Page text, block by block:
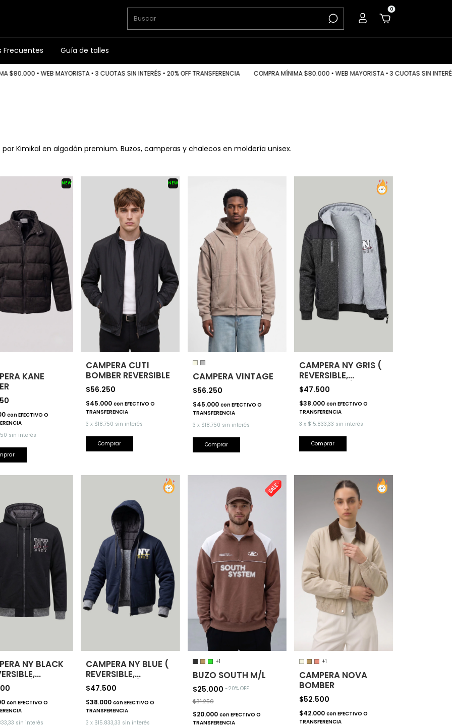
0
Frecuentes Guía de talles
MAYORISTA • 3 CUOTAS SIN INTERÉS • 20% OFF TRANSFERENCIA COMPRA MÍNIMA $80.000 • WEB MAYORISTA • 3 CUOTAS SIN INTERÉS • 20% OFF
Kimikal en algodón premium. Buzos, camperas y chalecos en moldería unisex.
NEW
KANE
conEFECTIVO O
sin interés
NEW
CAMPERA CUTI
BOMBER REVERSIBLE
$56.250
$45.000conEFECTIVO O
TRANSFERENCIA
3 x $18.750 sin interés
Comprar
CAMPERA VINTAGE
$56.250
$45.000 conEFECTIVO O
TRANSFERENCIA
3 x $18.750 sin interés
Comprar
CAMPERA NY GRIS (
REVERSIBLE,
IMPORTADA)
$47.500
$38.000 conEFECTIVO O
TRANSFERENCIA
3 x $15.833,33 sin interés
Comprar
NY BLACK
conEFECTIVO O
sin interés
CAMPERA NY BLUE (
REVERSIBLE,
IMPORTADA)
$47.500
$38.000conEFECTIVO O
TRANSFERENCIA
3 x $15.833,33 sin interés
+1
BUZO SOUTH M/L
$25.000 -20% OFF
$31.250
$20.000 conEFECTIVO O
TRANSFERENCIA
+1
CAMPERA NOVA
BOMBER
$52.500
$42.000 conEFECTIVO O
TRANSFERENCIA